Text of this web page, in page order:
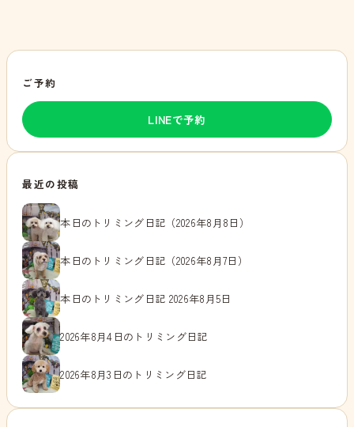
ご予約
LINEで予約
最近の投稿
本日のトリミング日記（2026年8月8日）
本日のトリミング日記（2026年8月7日）
本日のトリミング日記 2026年8月5日
2026年8月4日のトリミング日記
2026年8月3日のトリミング日記